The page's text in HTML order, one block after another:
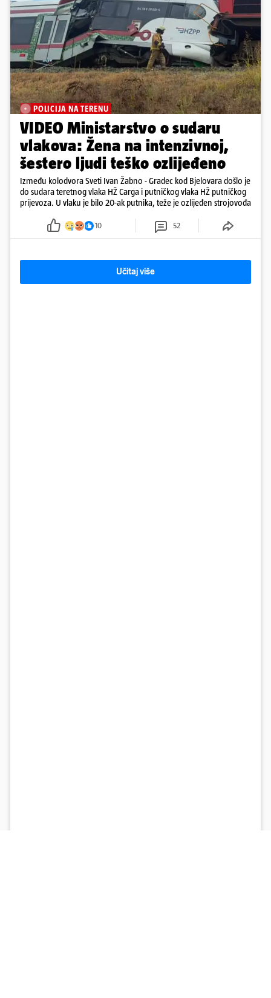
POLICIJA NA TERENU
VIDEO Ministarstvo o sudaru
vlakova: Žena na intenzivnoj,
šestero ljudi teško ozlijeđeno
Između kolodvora Sveti Ivan Žabno - Gradec kod Bjelovara došlo je
do sudara teretnog vlaka HŽ Carga i putničkog vlaka HŽ putničkog
prijevoza. U vlaku je bilo 20-ak putnika, teže je ozlijeđen strojovođa
10 52
Učitaj više